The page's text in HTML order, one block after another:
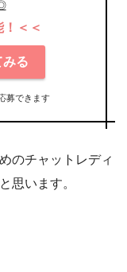
＜＜
る
募できます
のチャットレディ
思います。